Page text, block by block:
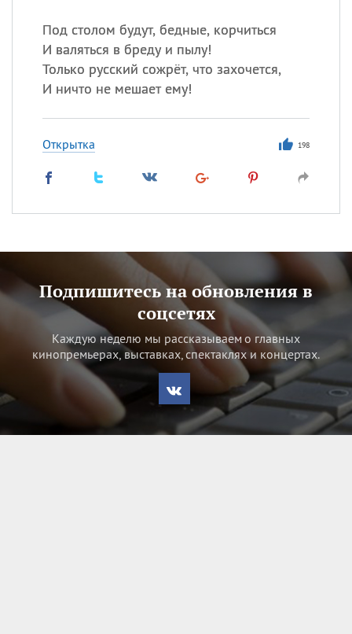
Под столом будут, бедные, корчиться
И валяться в бреду и пылу!
Только русский сожрёт, что захочется,
И ничто не мешает ему!
Открытка 198
Подпишитесь на обновления в
соцсетях
Каждую неделю мы рассказываем о главных
кинопремьерах, выставках, спектаклях и концертах.